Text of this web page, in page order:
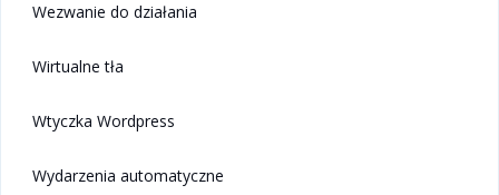
Wezwanie do działania
Wirtualne tła
Wtyczka Wordpress
Wydarzenia automatyczne